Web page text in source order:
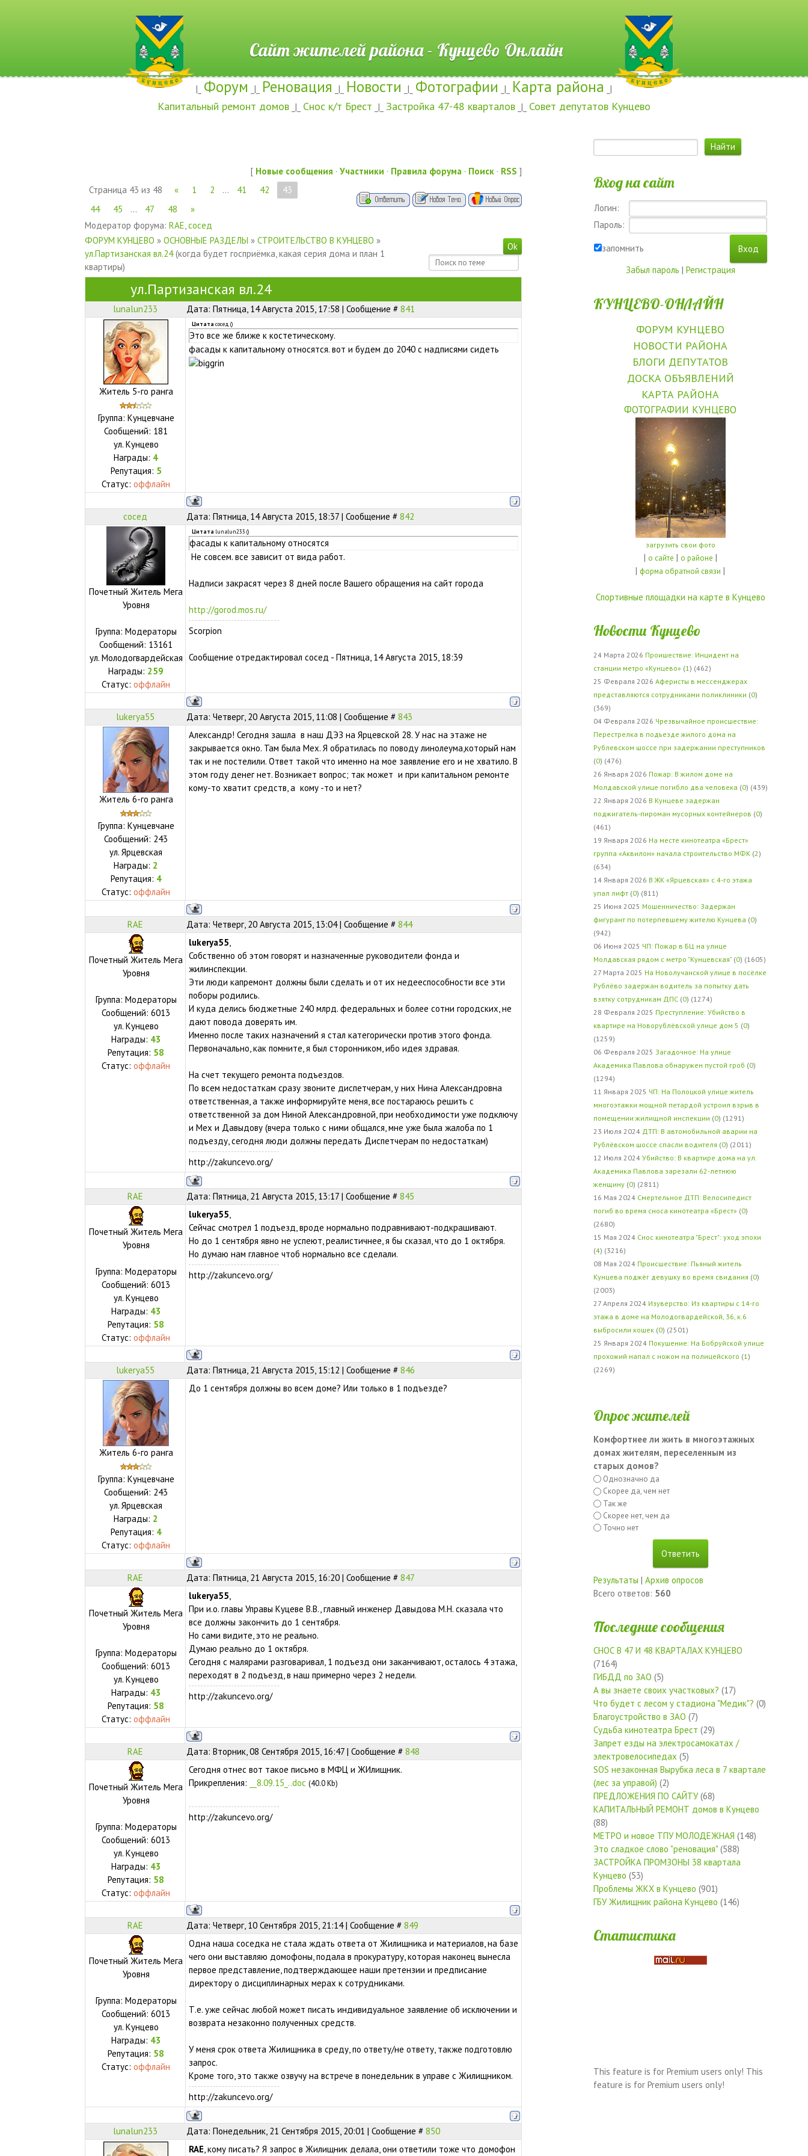
Сайт жителей района - Кунцево Онлайн
|_ Форум _|_ Реновация _|_ Новости _|_ Фотографии _|_ Карта района _|
Капитальный ремонт домов _|_ Снос к/т Брест _|_ Застройка 47-48 кварталов _|_ Совет депутатов Кунцево
[ Новые сообщения · Участники · Правила форума · Поиск · RSS ]
Страница 43 из 48 « 1 2 … 41 42
43
44
45 … 47 48
»
Модератор форума: RAE сосед
ФОРУМ КУНЦЕВО » ОСНОВНЫЕ РАЗДЕЛЫ » СТРОИТЕЛЬСТВО В КУНЦЕВО »
ул.Партизанская вл.24 (когда будет госприёмка, какая серия дома и план 1
квартиры)
ул.Партизанская вл.24
lunalun233 Дата: Пятница, 14 Августа 2015, 17:58 | Сообщение # 841
Житель 5-го ранга
Группа: Кунцевчане
Сообщений: 181
ул. Кунцево
Награды: 4
Репутация: 5
Статус:оффлайн
Цитата сосед ()
Это все же ближе к костетическому.
фасады к капитальному относятся. вот и будем до 2040 с надписями сидеть
сосед Дата: Пятница, 14 Августа 2015, 18:37 | Сообщение # 842
Почетный Житель Мега
Уровня
Группа: Модераторы
Сообщений: 13161
ул. Молодогвардейская
Награды: 259
Статус:оффлайн
Цитата lunalun233 ()
фасады к капитальному относятся
Не совсем. все зависит от вида работ.
Надписи закрасят через 8 дней после Вашего обращения на сайт города
http://gorod.mos.ru/
Scorpion
Сообщение отредактировал сосед - Пятница, 14 Августа 2015, 18:39
lukerya55 Дата: Четверг, 20 Августа 2015, 11:08 | Сообщение # 843
Житель 6-го ранга
Группа: Кунцевчане
Сообщений: 243
ул.Ярцевская
Награды: 2
Репутация: 4
Статус:оффлайн
Александр! Сегодня зашла в наш ДЭЗ на Ярцевской 28. У нас на этаже не
закрывается окно. Там была Мех. Я обратилась по поводу линолеума,который нам
так и не постелили. Ответ такой что именно на мое заявление его и не хватило. В
этом году денег нет. Возникает вопрос; так может и при капитальном ремонте
кому-то хватит средств, а кому -то и нет?
RAE Дата: Четверг, 20 Августа 2015, 13:04 | Сообщение # 844
Почетный Житель Мега
Уровня
Группа: Модераторы
Сообщений:6013
ул. Кунцево
Награды: 43
Репутация: 58
Статус:оффлайн
lukerya55
Собственно об этом говорят и назначенные руководители фонда и
жилинспекции.
Эти люди капремонт должны были сделать и от их недееспособности все эти
поборы родились.
И куда делись бюджетные 240 млрд. федеральных и более сотни городских, не
дают повода доверять им.
Именно после таких назначений я стал категорически против этого фонда.
Первоначально, как помните, я был сторонником, ибо идея здравая.
На счет текущего ремонта подъездов.
По всем недостаткам сразу звоните диспетчерам, у них Нина Александровна
ответственная, а также информируйте меня, все постараюсь решить с
ответственной за дом Ниной Александровной, при необходимости уже подключу
и Мех и Давыдову (вчера только с ними общался, мне уже была жалоба по 1
подъезду, сегодня люди должны передать Диспетчерам по недостаткам)
http://zakuncevo.org/
RAE Дата: Пятница, 21 Августа 2015, 13:17 | Сообщение # 845
Почетный Житель Мега
Уровня
Группа: Модераторы
Сообщений:6013
ул. Кунцево
Награды: 43
Репутация: 58
Статус:оффлайн
lukerya55
Сейчас смотрел 1 подъезд, вроде нормально подравнивают-подкрашивают.
Но до 1 сентября явно не успеют, реалистичнее, я бы сказал, что до 1 октября.
Но думаю нам главное чтоб нормально все сделали.
http://zakuncevo.org/
lukerya55 Дата: Пятница, 21 Августа 2015, 15:12 | Сообщение # 846
Житель 6-го ранга
Группа: Кунцевчане
Сообщений: 243
ул.Ярцевская
Награды: 2
Репутация: 4
Статус:оффлайн
До 1 сентября должны во всем доме? Или только в 1 подъезде?
RAE Дата: Пятница, 21 Августа 2015, 16:20 | Сообщение # 847
Почетный Житель Мега
Уровня
Группа: Модераторы
Сообщений:6013
ул. Кунцево
Награды: 43
Репутация: 58
Статус:оффлайн
lukerya55
При и.о. главы Управы Куцеве В.В., главный инженер Давыдова М.Н. сказала что
все должны закончить до 1 сентября.
Но сами видите, это не реально.
Думаю реально до 1 октября.
Сегодня с малярами разговаривал, 1 подъезд они заканчивают, осталось 4 этажа,
переходят в 2 подъезд, в наш примерно через 2 недели.
http://zakuncevo.org/
RAE Дата: Вторник, 08 Сентября 2015, 16:47 | Сообщение # 848
Почетный Житель Мега
Уровня
Группа: Модераторы
Сообщений:6013
ул. Кунцево
Награды: 43
Репутация: 58
Статус:оффлайн
Сегодня отнес вот такое письмо в МФЦ и ЖИлищник.
Прикрепления:
__8.09.15_..doc (40.0 Kb)
http://zakuncevo.org/
RAE Дата: Четверг, 10 Сентября 2015, 21:14 | Сообщение # 849
Почетный Житель Мега
Уровня
Группа: Модераторы
Сообщений:6013
ул. Кунцево
Награды: 43
Репутация: 58
Статус:оффлайн
Одна наша соседка не стала ждать ответа от Жилищника и материалов, на базе
чего они выставляю домофоны, подала в прокуратуру, которая наконец вынесла
первое представление, подтверждающее наши претензии и предписание
директору о дисциплинарных мерах к сотрудниками.
Т.е. уже сейчас любой может писать индивидуальное заявление об исключении и
возврата незаконно полученных средств.
У меня срок ответа Жилищника в среду, по ответу/не ответу, также подготовлю
запрос.
Кроме того, это также озвучу на встрече в понедельник в управе с Жилищником.
http://zakuncevo.org/
lunalun233 Дата: Понедельник, 21 Сентября 2015, 20:01 | Сообщение # 850
RAE , кому писать? Я запрос в Жилищник делала, они ответили тоже что домофон
Вход на сайт
Логин:
Пароль:
запомнить
Забыл пароль | Регистрация
КУНЦЕВО-ОНЛАЙН
ФОРУМ КУНЦЕВО
НОВОСТИ РАЙОНА
БЛОГИ ДЕПУТАТОВ
ДОСКА ОБЪЯВЛЕНИЙ
КАРТА РАЙОНА
ФОТОГРАФИИ КУНЦЕВО
загрузить свои фото
| о сайте | о районе |
|форма обратной связи |
Спортивные площадки на карте в Кунцево
Новости Кунцево
24 Марта 2026 Проишествие: Инцидент на
станции метро «Кунцево» (1) (462)
25 Февраля 2026 Аферисты в мессенджерах
представляются сотрудниками поликлиники (0)
(369)
04 Февраля 2026 Чрезвычайное происшествие:
Перестрелка в подъезде жилого дома на
Рублевском шоссе при задержании преступников
(0) (476)
26 Января 2026 Пожар: В жилом доме на
Молдавской улице погибло два человека (0) (439)
22 Января 2026 В Кунцеве задержан
поджигатель-пироман мусорных контейнеров (0)
(461)
19 Января 2026 На месте кинотеатра «Брест»
группа «Аквилон» начала строительство МФК (2)
(634)
14 Января 2026 В ЖК «Ярцевская» с 4-го этажа
упал лифт (0) (811)
25 Июня 2025 Мошенничество: Задержан
фигурант по потерпевшему жителю Кунцева (0)
(942)
06 Июня 2025 ЧП: Пожар в БЦ на улице
Молдавская рядом с метро "Кунцевская" (0) (1605)
27 Марта 2025 На Новолучанской улице в посёлке
Рублёво задержан водитель за попытку дать
взятку сотрудникам ДПС (0) (1274)
28 Февраля 2025 Преступление: Убийство в
квартире на Новорублёвской улице дом 5 (0)
(1259)
06 Февраля 2025 Загадочное: На улице
Академика Павлова обнаружен пустой гроб (0)
(1294)
11 Января 2025 ЧП: На Полоцкой улице житель
многоэтажки мощной петардой устроил взрыв в
помещении жилищной инспекции (0) (1291)
23 Июля 2024 ДТП: В автомобильной аварии на
Рублёвском шоссе спасли водителя (0) (2011)
12 Июля 2024 Убийство: В квартире дома на ул.
Академика Павлова зарезали 62-летнюю
женщину (0) (2811)
16 Мая 2024 Смертельное ДТП: Велосипедист
погиб во время сноса кинотеатра «Брест» (0)
(2680)
15 Мая 2024 Снос кинотеатра "Брест": уход эпохи
(4) (3216)
08 Мая 2024 Происшествие: Пьяный житель
Кунцева поджёг девушку во время свидания (0)
(2003)
27 Апреля 2024 Изуверство: Из квартиры с 14-го
этажа в доме на Молодогвардейской, 36, к.6
выбросили кошек (0) (2501)
25 Января 2024 Покушение: На Бобруйской улице
прохожий напал с ножом на полицейского (1)
(2269)
Опрос жителей
Комфортнее ли жить в многоэтажных
домах жителям, переселенным из
старых домов?
Однозначно да
Скорее да, чем нет
Так же
Скорее нет, чем да
Точно нет
Результаты | Архив опросов
Всего ответов: 560
Последние сообщения
СНОС В 47 И 48 КВАРТАЛАХ КУНЦЕВО
(7164)
ГИБДД по ЗАО (5)
А вы знаете своих участковых? (17)
Что будет с лесом у стадиона "Медик"? (0)
Благоустройство в ЗАО (7)
Судьба кинотеатра Брест (29)
Запрет езды на электросамокатах /
электровелосипедах (5)
SOS незаконная Вырубка леса в 7 квартале
(лес за управой) (2)
ПРЕДЛОЖЕНИЯ ПО САЙТУ(68)
КАПИТАЛЬНЫЙ РЕМОНТ домов в Кунцево
(88)
МЕТРО и новое ТПУ МОЛОДЕЖНАЯ (148)
Это сладкое слово "реновация"(588)
ЗАСТРОЙКА ПРОМЗОНЫ 38 квартала
Кунцево (53)
Проблемы ЖКХ в Кунцево (901)
ГБУ Жилищник района Кунцево (146)
Статистика
This feature is for Premium users only! This
feature is for Premium users only!